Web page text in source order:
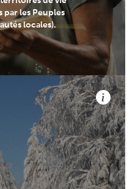
par les Peuples
locales).